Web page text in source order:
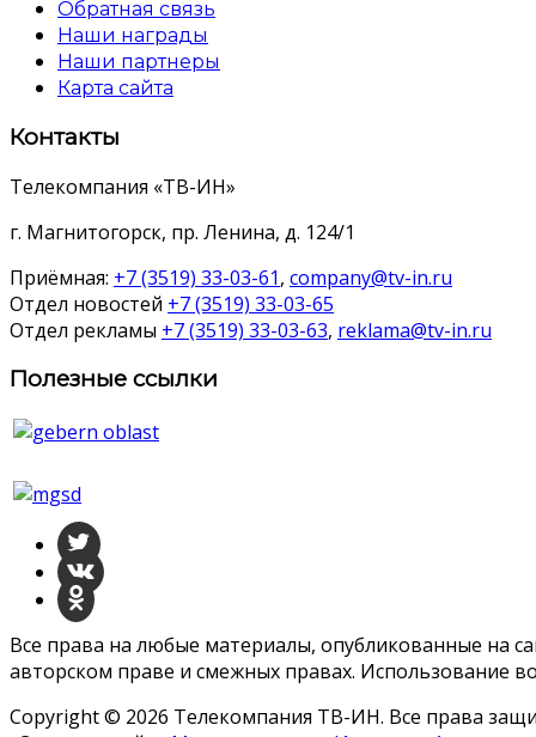
Обратная связь
Наши награды
Наши партнеры
Карта сайта
Контакты
Телекомпания «ТВ-ИН»
г. Магнитогорск, пр. Ленина, д. 124/1
Приёмная: +7 (3519) 33-03-61, company@tv-in.ru
Отдел новостей +7 (3519) 33-03-65
Отдел рекламы +7 (3519) 33-03-63, reklama@tv-in.ru
Полезные ссылки
Все права на любые материалы, опубликованные на
авторском праве и смежных правах. Использование
Copyright © 2026 Телекомпания ТВ-ИН. Все права